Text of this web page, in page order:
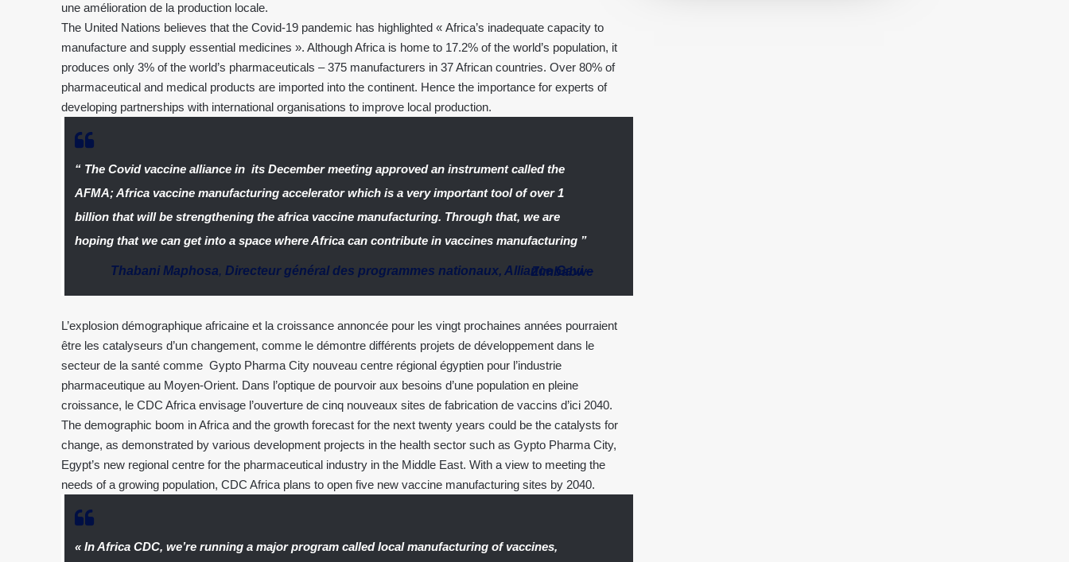
une amélioration de la production locale.
The United Nations believes that the Covid-19 pandemic has highlighted « Africa’s inadequate capacity to
manufacture and supply essential medicines ». Although Africa is home to 17.2% of the world’s population, it
produces only 3% of the world’s pharmaceuticals – 375 manufacturers in 37 African countries. Over 80% of
pharmaceutical and medical products are imported into the continent. Hence the importance for experts of
developing partnerships with international organisations to improve local production.
“ The Covid vaccine alliance in its December meeting approved an instrument called the
AFMA; Africa vaccine manufacturing accelerator which is a very important tool of over 1
billion that will be strengthening the africa vaccine manufacturing. Through that, we are
hoping that we can get into a space where Africa can contribute in vaccines manufacturing ”
Thabani Maphosa, Directeur général des programmes nationaux, Alliance Gavi–
Zimbabwe
L’explosion démographique africaine et la croissance annoncée pour les vingt prochaines années pourraient
être les catalyseurs d’un changement, comme le démontre différents projets de développement dans le
secteur de la santé comme Gypto Pharma City nouveau centre régional égyptien pour l’industrie
pharmaceutique au Moyen-Orient. Dans l’optique de pourvoir aux besoins d’une population en pleine
croissance, le CDC Africa envisage l’ouverture de cinq nouveaux sites de fabrication de vaccins d’ici 2040.
The demographic boom in Africa and the growth forecast for the next twenty years could be the catalysts for
change, as demonstrated by various development projects in the health sector such as Gypto Pharma City,
Egypt’s new regional centre for the pharmaceutical industry in the Middle East. With a view to meeting the
needs of a growing population, CDC Africa plans to open five new vaccine manufacturing sites by 2040.
« In Africa CDC, we’re running a major program called local manufacturing of vaccines,